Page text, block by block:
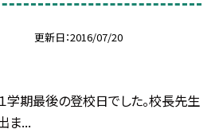
更新日 2016/07/20
１学期最後の登校日でした。校長先生
ま...